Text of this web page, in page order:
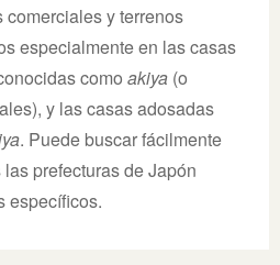
y terrenos
especialmente en las casas
como akiya (o
y las casas adosadas
. Puede buscar fácilmente
prefecturas de Japón
específicos.